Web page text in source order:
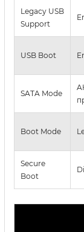
Legacy USB
Support
USB Boot
SATA Mode
Boot Mode
Secure
Boot